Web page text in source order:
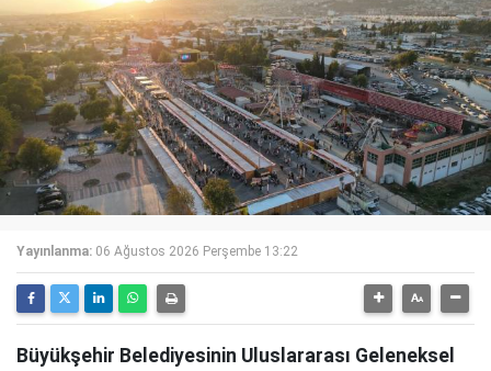
Yayınlanma: 06 Ağustos 2026 Perşembe 13:22
Büyükşehir Belediyesinin Uluslararası Geleneksel